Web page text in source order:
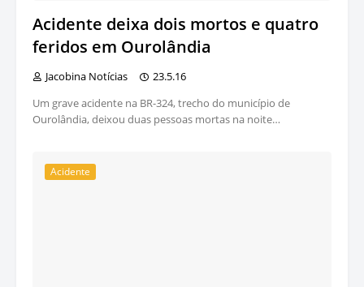
Acidente deixa dois mortos e quatro
feridos em Ourolândia
Jacobina Notícias
23.5.16
Um grave acidente na BR-324, trecho do município de
Ourolândia, deixou duas pessoas mortas na noite…
Acidente